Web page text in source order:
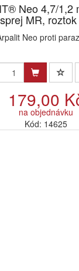
Neo 4,7/1,2
sprej MR,
Neo proti
179,00
na objednávku
Kód: 14625